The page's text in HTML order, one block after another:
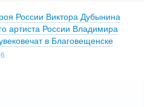
России Виктора Дубынина
артиста России Владимира
в Благовещенске